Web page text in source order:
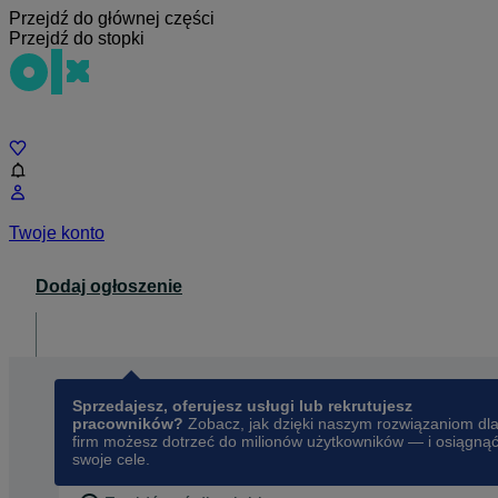
Przejdź do głównej części
Przejdź do stopki
Twoje konto
Dodaj ogłoszenie
Sprzedajesz, oferujesz usługi lub rekrutujesz
pracowników? Zobacz, jak dzięki naszym rozwiązaniom dla
firm możesz dotrzeć do milionów użytkowników — i osiągnąć
swoje cele.